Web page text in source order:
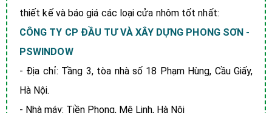
thiết kế và báo giá các loại cửa nhôm tốt nhất:
CÔNG TY CP ĐẦU TƯ VÀ XÂY DỰNG PHONG SƠN -
PSWINDOW
- Địa chỉ: Tầng 3, tòa nhà số 18 Phạm Hùng, Cầu Giấy,
Hà Nội.
- Nhà máy: Tiền Phong, Mê Linh, Hà Nội